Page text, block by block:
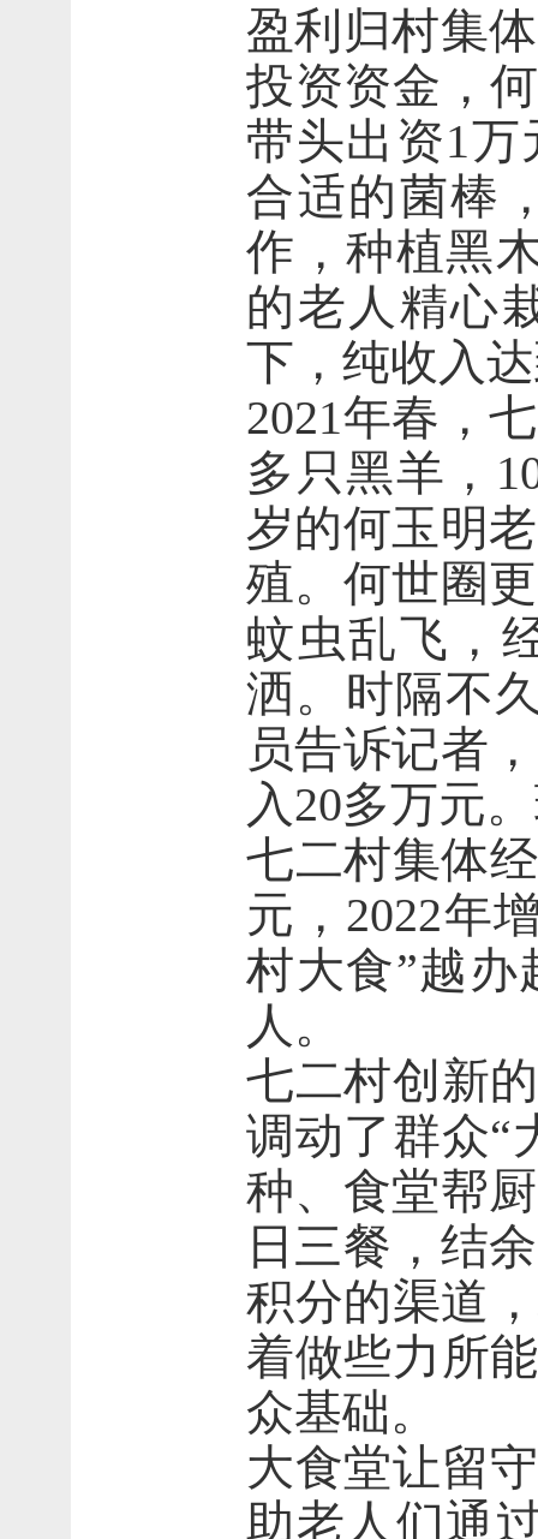
盈利归村集
投资资金，
带头出资1万
合适的菌棒
作，种植黑
的老人精心
下，纯收入
2021年春，
多只黑羊，
岁的何玉明
殖。何世圈
蚊虫乱飞，
洒。时隔不
员告诉记者
入20多万元
七二村集体
元，2022年
村大食”越办
人。
七二村创新
调动了群众“
种、食堂帮
日三餐，结
积分的渠道
着做些力所
众基础。
大食堂让留
助老人们通